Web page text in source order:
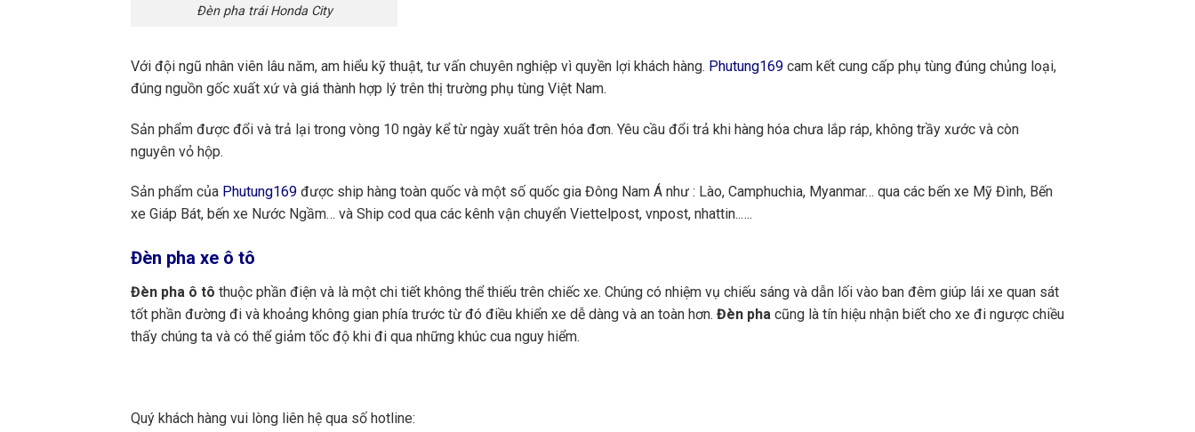
Đèn pha trái Honda City
Với đội ngũ nhân viên lâu năm, am hiểu kỹ thuật, tư vấn chuyên nghiệp vì quyền lợi khách hàng. Phutung169 cam kết cung cấp phụ tùng đúng chủng loại,
đúng nguồn gốc xuất xứ và giá thành hợp lý trên thị trường phụ tùng Việt Nam.
Sản phẩm được đổi và trả lại trong vòng 10 ngày kể từ ngày xuất trên hóa đơn. Yêu cầu đổi trả khi hàng hóa chưa lắp ráp, không trầy xước và còn
nguyên vỏ hộp.
Sản phẩm của Phutung169 được ship hàng toàn quốc và một số quốc gia Đông Nam Á như : Lào, Camphuchia, Myanmar… qua các bến xe Mỹ Đình, Bến
xe Giáp Bát, bến xe Nước Ngầm… và Ship cod qua các kênh vận chuyển Viettelpost, vnpost, nhattin..….
Đèn pha xe ô tô
Đèn pha ô tô thuộc phần điện và là một chi tiết không thể thiếu trên chiếc xe. Chúng có nhiệm vụ chiếu sáng và dẫn lối vào ban đêm giúp lái xe quan sát
tốt phần đường đi và khoảng không gian phía trước từ đó điều khiển xe dễ dàng và an toàn hơn. Đèn pha cũng là tín hiệu nhận biết cho xe đi ngược chiều
thấy chúng ta và có thể giảm tốc độ khi đi qua những khúc cua nguy hiểm.
Quý khách hàng vui lòng liên hệ qua số hotline: